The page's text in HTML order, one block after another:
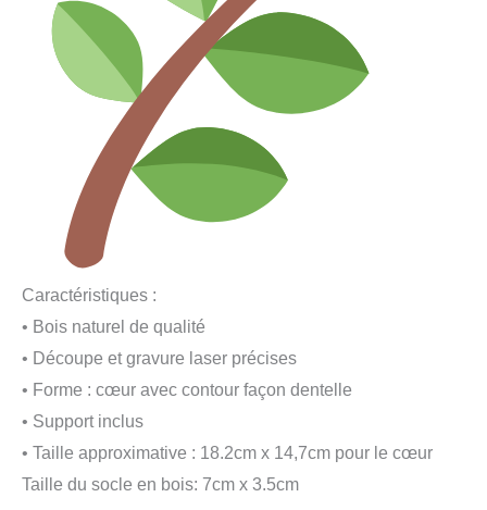
Caractéristiques :
• Bois naturel de qualité
• Découpe et gravure laser précises
• Forme : cœur avec contour façon dentelle
• Support inclus
• Taille approximative : 18.2cm x 14,7cm pour le cœur
Taille du socle en bois: 7cm x 3.5cm